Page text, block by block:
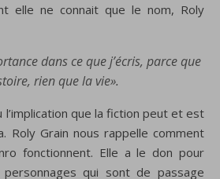
elle ne connait que le nom, Roly
dans ce que j’écris, parce que
rien que la vie».
l’implication que la fiction peut et est
Roly Grain nous rappelle comment
fonctionnent. Elle a le don pour
qui sont de passage